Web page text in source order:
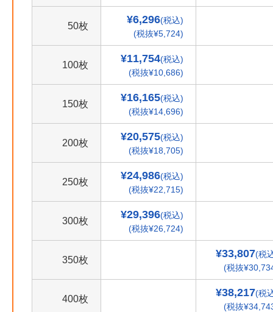
50枚
¥6,296(税込)
(税抜¥5,724)
100枚
¥11,754(税込)
(税抜¥10,686)
150枚
¥16,165(税込)
(税抜¥14,696)
200枚
¥20,575(税込)
(税抜¥18,705)
250枚
¥24,986(税込)
(税抜¥22,715)
300枚
¥29,396(税込)
(税抜¥26,724)
350枚
¥33,807(税
(税抜
400枚
¥38,217(税
(税抜